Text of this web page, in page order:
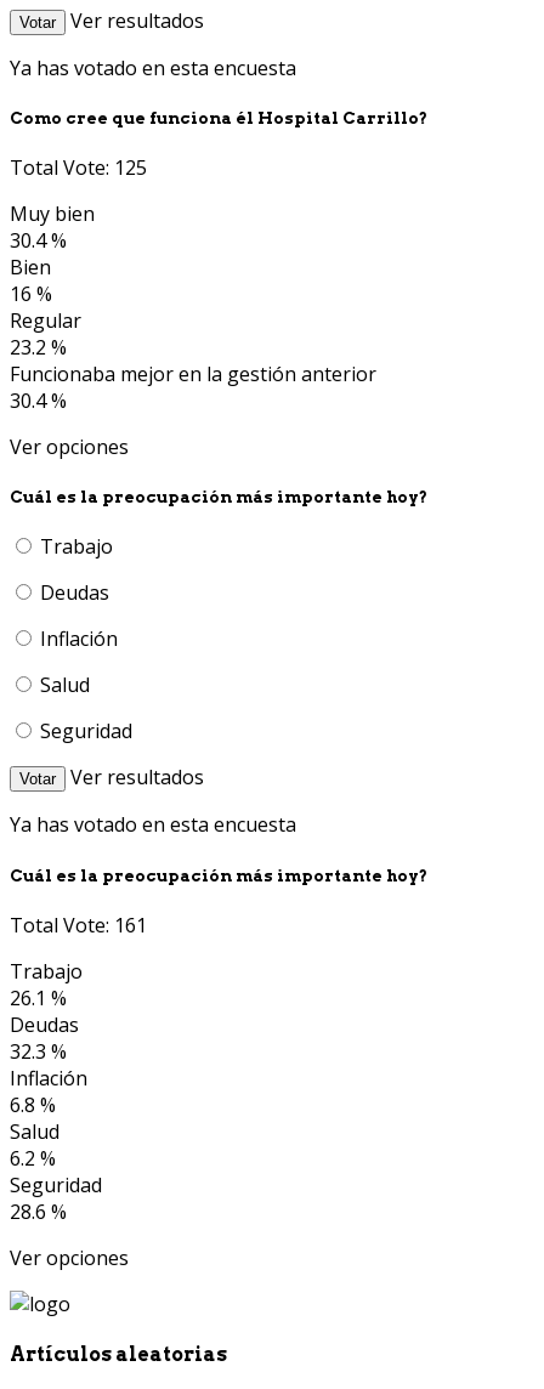
Votar
Ver resultados
Ya has votado en esta encuesta
Como cree que funciona él Hospital Carrillo?
Total Vote: 125
Muy bien
30.4 %
Bien
16 %
Regular
23.2 %
Funcionaba mejor en la gestión anterior
30.4 %
Ver opciones
Cuál es la preocupación más importante hoy?
Trabajo
Deudas
Inflación
Salud
Seguridad
Votar
Ver resultados
Ya has votado en esta encuesta
Cuál es la preocupación más importante hoy?
Total Vote: 161
Trabajo
26.1 %
Deudas
32.3 %
Inflación
6.8 %
Salud
6.2 %
Seguridad
28.6 %
Ver opciones
Artículos aleatorias